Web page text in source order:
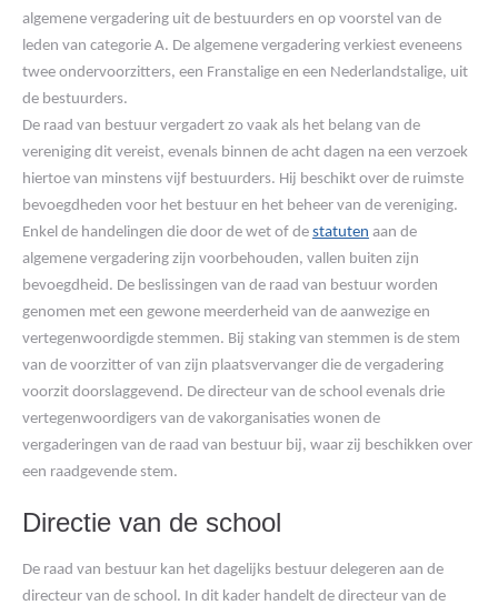
algemene vergadering uit de bestuurders en op voorstel van de
leden van categorie A. De algemene vergadering verkiest eveneens
twee ondervoorzitters, een Franstalige en een Nederlandstalige, uit
de bestuurders.
De raad van bestuur vergadert zo vaak als het belang van de
vereniging dit vereist, evenals binnen de acht dagen na een verzoek
hiertoe van minstens vijf bestuurders. Hij beschikt over de ruimste
bevoegdheden voor het bestuur en het beheer van de vereniging.
Enkel de handelingen die door de wet of de statuten aan de
algemene vergadering zijn voorbehouden, vallen buiten zijn
bevoegdheid. De beslissingen van de raad van bestuur worden
genomen met een gewone meerderheid van de aanwezige en
vertegenwoordigde stemmen. Bij staking van stemmen is de stem
van de voorzitter of van zijn plaatsvervanger die de vergadering
voorzit doorslaggevend. De directeur van de school evenals drie
vertegenwoordigers van de vakorganisaties wonen de
vergaderingen van de raad van bestuur bij, waar zij beschikken over
een raadgevende stem.
Directie van de school
De raad van bestuur kan het dagelijks bestuur delegeren aan de
directeur van de school. In dit kader handelt de directeur van de